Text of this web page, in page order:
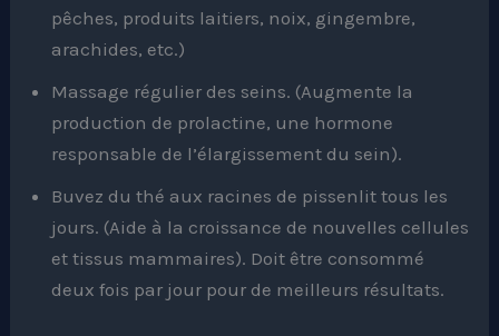
pêches, produits laitiers, noix, gingembre,
arachides, etc.)
Massage régulier des seins. (Augmente la
production de prolactine, une hormone
responsable de l’élargissement du sein).
Buvez du thé aux racines de pissenlit tous les
jours. (Aide à la croissance de nouvelles cellules
et tissus mammaires). Doit être consommé
deux fois par jour pour de meilleurs résultats.